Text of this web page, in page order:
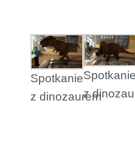
Spotkanie
z dinozaurem
Spotkanie
z